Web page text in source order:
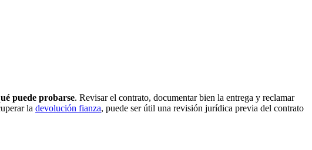
puede probarse. Revisar el contrato, documentar bien la entrega y reclamar
la devolución fianza, puede ser útil una revisión jurídica previa del contrato